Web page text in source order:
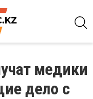
медики
дело с